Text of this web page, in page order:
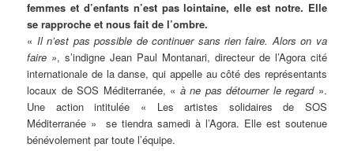
femmes et d’enfants n’est pas lointaine, elle est notre. Elle
se rapproche et nous fait de l’ombre.
« Il n’est pas possible de continuer sans rien faire. Alors on va
faire », s’indigne Jean Paul Montanari, directeur de l’Agora cité
internationale de la danse, qui appelle au côté des représentants
locaux de SOS Méditerranée, « à ne pas détourner le regard».
Une action intitulée « Les artistes solidaires de SOS
Méditerranée » se tiendra samedi à l’Agora. Elle est soutenue
bénévolement par toute l’équipe.